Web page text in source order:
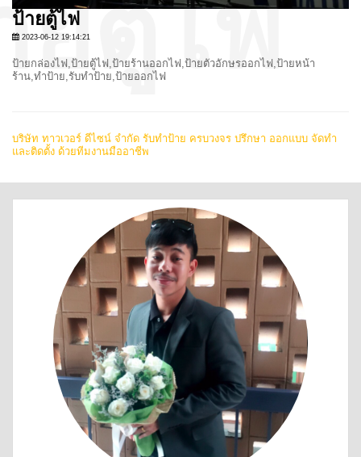
ป้ายตู้ไฟ
2023-06-12 19:14:21
ป้ายกล่องไฟ,ป้ายตู้ไฟ,ป้ายร้านออกไฟ,ป้ายตัวอักษรออกไฟ,ป้ายหน้า
ร้าน,ทำป้าย,รับทำป้าย,ป้ายออกไฟ
บริษัท ทาวเวอร์ ดีไซน์ จำกัด รับทำป้าย ครบวงจร ปรึกษา ออกแบบ จัดทำ
และติดตั้ง ด้วยทีมงานมืออาชีพ